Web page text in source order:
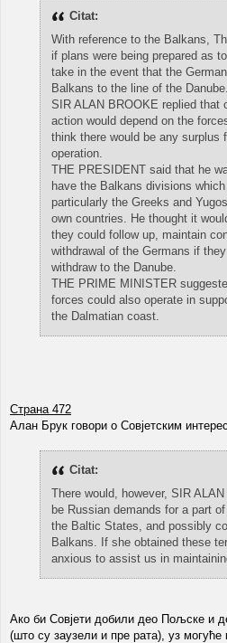
Citat:
With reference to the Balkans,
if plans were being prepared as
take in the event that the
Balkans to the line of the Danube.
SIR ALAN BROOKE replied that
action would depend on the
think there would be any surplus
operation.
THE PRESIDENT said that he
have the Balkans divisions which
particularly the Greeks and
own countries. He thought it
they could follow up, maintain
withdrawal of the Germans if
withdraw to the Danube.
THE PRIME MINISTER
forces could also operate in
the Dalmatian coast.
Страна 472
Алан Брук говори о Совјетским
Citat:
There would, however, SIR
be Russian demands for a part
the Baltic States, and possibly
Balkans. If she obtained these
anxious to assist us in
Ако би Совјети добили део Пољске и
(што су заузели и пре рата), уз могуће